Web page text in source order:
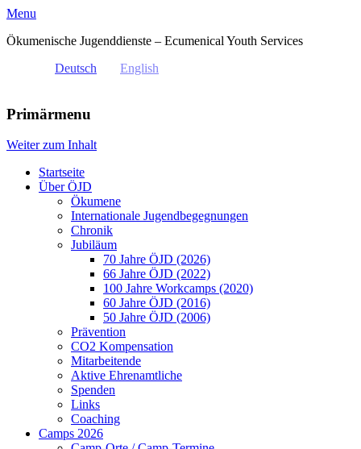
Menu
Ökumenische Jugenddienste – Ecumenical Youth Services
Deutsch
English
Primärmenu
Weiter zum Inhalt
Startseite
Über ÖJD
Ökumene
Internationale Jugendbegegnungen
Chronik
Jubiläum
70 Jahre ÖJD (2026)
66 Jahre ÖJD (2022)
100 Jahre Workcamps (2020)
60 Jahre ÖJD (2016)
50 Jahre ÖJD (2006)
Prävention
CO2 Kompensation
Mitarbeitende
Aktive Ehrenamtliche
Spenden
Links
Coaching
Camps 2026